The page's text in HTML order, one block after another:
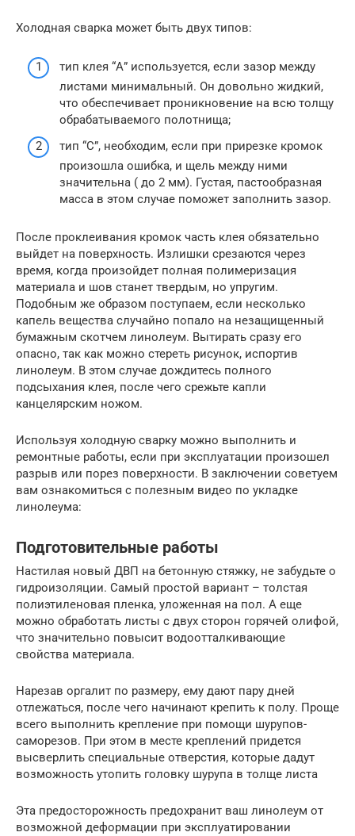
Холодная сварка может быть двух типов:
тип клея “А” используется, если зазор между
листами минимальный. Он довольно жидкий,
что обеспечивает проникновение на всю толщу
обрабатываемого полотнища;
тип “С”, необходим, если при прирезке кромок
произошла ошибка, и щель между ними
значительна ( до 2 мм). Густая, пастообразная
масса в этом случае поможет заполнить зазор.
После проклеивания кромок часть клея обязательно
выйдет на поверхность. Излишки срезаются через
время, когда произойдет полная полимеризация
материала и шов станет твердым, но упругим.
Подобным же образом поступаем, если несколько
капель вещества случайно попало на незащищенный
бумажным скотчем линолеум. Вытирать сразу его
опасно, так как можно стереть рисунок, испортив
линолеум. В этом случае дождитесь полного
подсыхания клея, после чего срежьте капли
канцелярским ножом.
Используя холодную сварку можно выполнить и
ремонтные работы, если при эксплуатации произошел
разрыв или порез поверхности. В заключении советуем
вам ознакомиться с полезным видео по укладке
линолеума:
Подготовительные работы
Настилая новый ДВП на бетонную стяжку, не забудьте о
гидроизоляции. Самый простой вариант – толстая
полиэтиленовая пленка, уложенная на пол. А еще
можно обработать листы с двух сторон горячей олифой,
что значительно повысит водоотталкивающие
свойства материала.
Нарезав оргалит по размеру, ему дают пару дней
отлежаться, после чего начинают крепить к полу. Проще
всего выполнить крепление при помощи шурупов-
саморезов. При этом в месте креплений придется
высверлить специальные отверстия, которые дадут
возможность утопить головку шурупа в толще листа
Эта предосторожность предохранит ваш линолеум от
возможной деформации при эксплуатировании